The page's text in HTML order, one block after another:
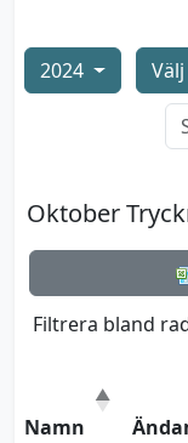
2024
Oktober
Filtrera bland
Namn